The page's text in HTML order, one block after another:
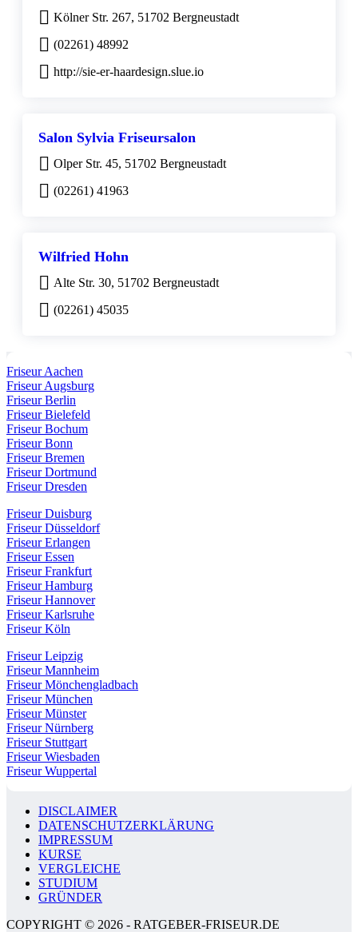
Kölner Str. 267, 51702 Bergneustadt
(02261) 48992
http://sie-er-haardesign.slue.io
Salon Sylvia Friseursalon
Olper Str. 45, 51702 Bergneustadt
(02261) 41963
Wilfried Hohn
Alte Str. 30, 51702 Bergneustadt
(02261) 45035
Friseur Aachen
Friseur Augsburg
Friseur Berlin
Friseur Bielefeld
Friseur Bochum
Friseur Bonn
Friseur Bremen
Friseur Dortmund
Friseur Dresden
Friseur Duisburg
Friseur Düsseldorf
Friseur Erlangen
Friseur Essen
Friseur Frankfurt
Friseur Hamburg
Friseur Hannover
Friseur Karlsruhe
Friseur Köln
Friseur Leipzig
Friseur Mannheim
Friseur Mönchengladbach
Friseur München
Friseur Münster
Friseur Nürnberg
Friseur Stuttgart
Friseur Wiesbaden
Friseur Wuppertal
DISCLAIMER
DATENSCHUTZERKLÄRUNG
IMPRESSUM
KURSE
VERGLEICHE
STUDIUM
GRÜNDER
COPYRIGHT © 2026 - RATGEBER-FRISEUR.DE